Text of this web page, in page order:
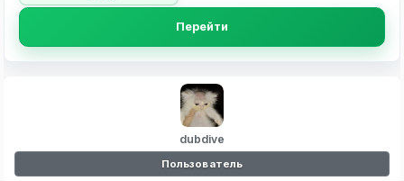
Перейти
dubdive
Пользователь